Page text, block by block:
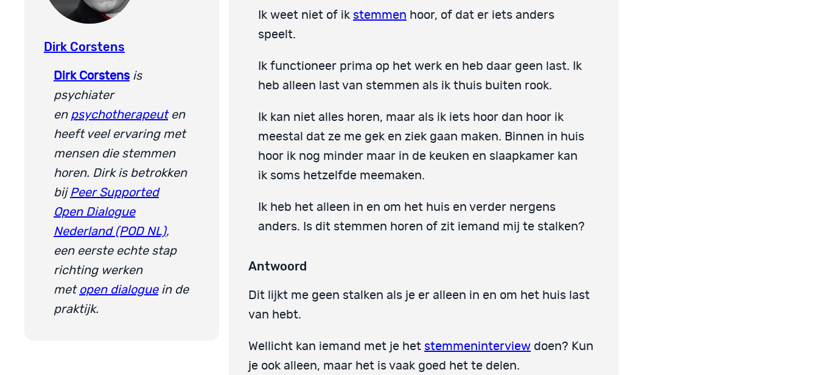
Dirk Corstens
Dirk Corstens is
psychiater
en psychotherapeuten
heeft veel ervaring met
mensen die stemmen
horen. Dirk is betrokken
bij Peer Supported
Open Dialogue
Nederland (POD NL),
een eerste echte stap
richting werken
met open dialoguein de
praktijk.
Ik weet niet of ik stemmen hoor, of dat er iets anders
speelt.
Ik functioneer prima op het werk en heb daar geen last. Ik
heb alleen last van stemmen als ik thuis buiten rook.
Ik kan niet alles horen, maar als ik iets hoor dan hoor ik
meestal dat ze me gek en ziek gaan maken. Binnen in huis
hoor ik nog minder maar in de keuken en slaapkamer kan
ik soms hetzelfde meemaken.
Ik heb het alleen in en om het huis en verder nergens
anders. Is dit stemmen horen of zit iemand mij te stalken?
Antwoord
Dit lijkt me geen stalken als je er alleen in en om het huis last
van hebt.
Wellicht kan iemand met je het stemmeninterview doen? Kun
je ook alleen, maar het is vaak goed het te delen.